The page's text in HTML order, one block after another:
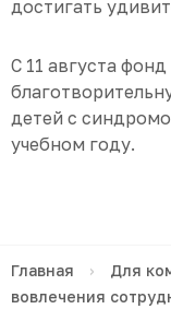
достигать
С 11 августа
детей с
учебном году.
Главная › Для
вовлечения